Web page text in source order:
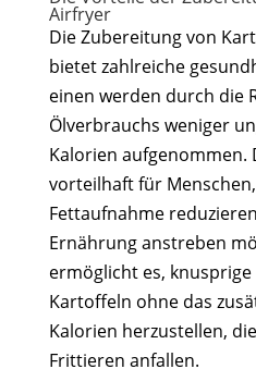
Airfryer
Die Zubereitung von
bietet zahlreiche
einen werden durch die
Ölverbrauchs weniger
Kalorien aufgenommen.
vorteilhaft für
Fettaufnahme
Ernährung anstreben
ermöglicht es,
Kartoffeln ohne das
Kalorien herzustellen,
Frittieren anfallen.